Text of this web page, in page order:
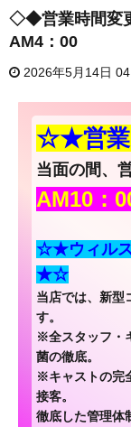
◇◆営業時間変
AM4：00
2026年5月14日
☆★営業
当面の間、
AM10：
☆★ウィルス
★☆
当店では、新型
す。
※全スタッフ・
菌の徹底。
※キャストの完
接客。
徹底した管理体